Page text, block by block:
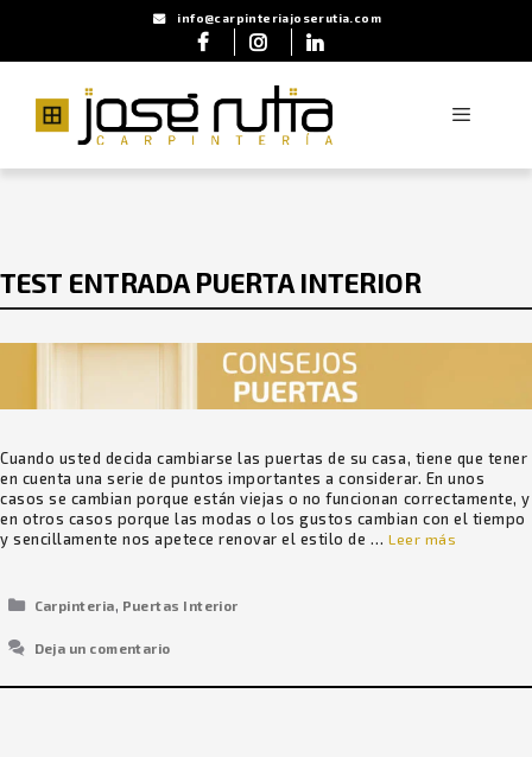
info@carpinteriajoserutia.com
TEST ENTRADA PUERTA INTERIOR
Cuando usted decida cambiarse las puertas de su casa, tiene que tener
en cuenta una serie de puntos importantes a considerar. En unos
casos se cambian porque están viejas o no funcionan correctamente, y
en otros casos porque las modas o los gustos cambian con el tiempo
y sencillamente nos apetece renovar el estilo de … Leer más
Categorías
Carpinteria, Puertas Interior
Deja un comentario